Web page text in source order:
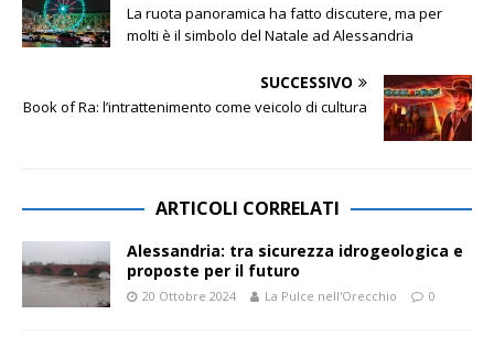
La ruota panoramica ha fatto discutere, ma per
molti è il simbolo del Natale ad Alessandria
SUCCESSIVO
Book of Ra: l’intrattenimento come veicolo di cultura
ARTICOLI CORRELATI
Alessandria: tra sicurezza idrogeologica e
proposte per il futuro
20 Ottobre 2024 La Pulce nell'Orecchio 0